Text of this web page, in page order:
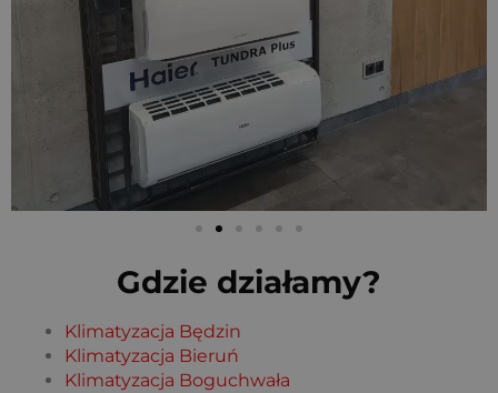
Gdzie działamy?
Klimatyzacja Będzin
Klimatyzacja Bieruń
Klimatyzacja Boguchwała